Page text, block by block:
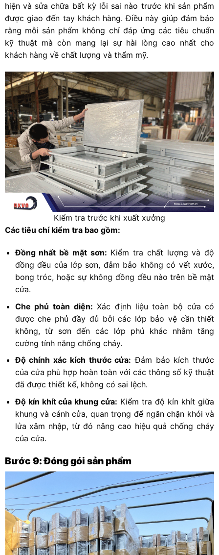
hiện và sửa chữa bất kỳ lỗi sai nào trước khi sản phẩm
được giao đến tay khách hàng. Điều này giúp đảm bảo
rằng mỗi sản phẩm không chỉ đáp ứng các tiêu chuẩn
kỹ thuật mà còn mang lại sự hài lòng cao nhất cho
khách hàng về chất lượng và thẩm mỹ.
Kiểm tra trước khi xuất xưởng
Các tiêu chí kiểm tra bao gồm:
Đồng nhất bề mặt sơn: Kiểm tra chất lượng và độ
đồng đều của lớp sơn, đảm bảo không có vết xước,
bong tróc, hoặc sự không đồng đều nào trên bề mặt
cửa.
Che phủ toàn diện: Xác định liệu toàn bộ cửa có
được che phủ đầy đủ bởi các lớp bảo vệ cần thiết
không, từ sơn đến các lớp phủ khác nhằm tăng
cường tính năng chống cháy.
Độ chính xác kích thước cửa: Đảm bảo kích thước
của cửa phù hợp hoàn toàn với các thông số kỹ thuật
đã được thiết kế, không có sai lệch.
Độ kín khít của khung cửa: Kiểm tra độ kín khít giữa
khung và cánh cửa, quan trọng để ngăn chặn khói và
lửa xâm nhập, từ đó nâng cao hiệu quả chống cháy
của cửa.
Bước 9: Đóng gói sản phẩm